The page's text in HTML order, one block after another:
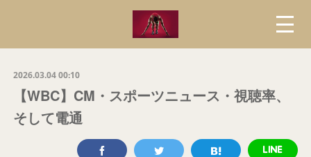
2026.03.04 00:10
【WBC】CM・スポーツニュース・視聴率、
そして電通